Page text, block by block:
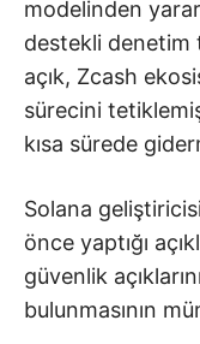
modelinden
destekli denetim
açık, Zcash
sürecini
kısa sürede
Solana
önce yaptığı
güvenlik
bulunmasının